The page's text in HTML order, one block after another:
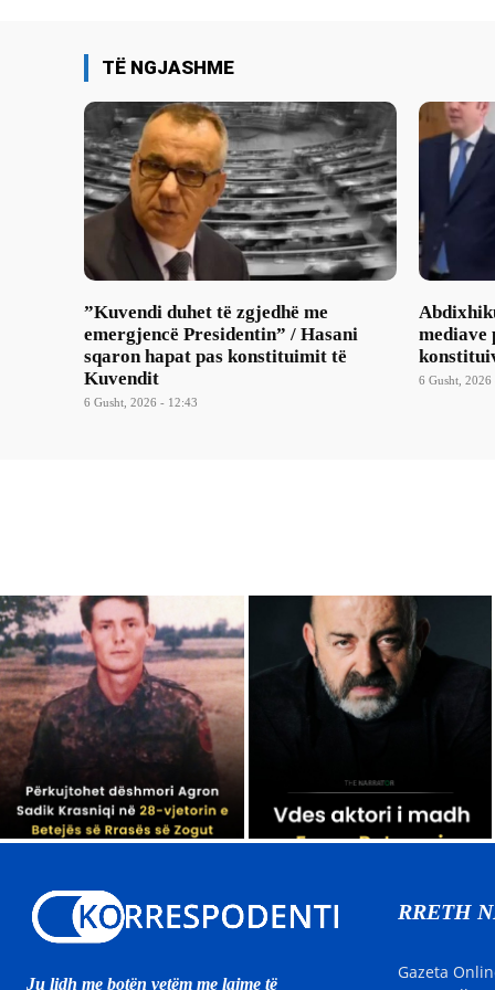
TË NGJASHME
​”Kuvendi duhet të zgjedhë me
emergjencë Presidentin” / Hasani
sqaron hapat pas konstituimit të
Kuvendit
6 Gusht, 2026 - 12:43
mediave
6 Gusht, 2026
Ju lidh me botën vetëm me lajme të
RRETH
Gazeta